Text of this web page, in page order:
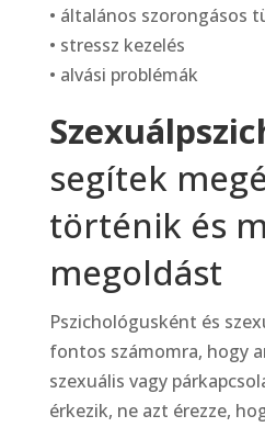
• általános szorongásos
• stressz kezelés
• alvási problémák
segítek
történik és
megoldást
Pszichológusként és
fontos számomra, hogy
szexuális vagy
érkezik, ne azt érezze,